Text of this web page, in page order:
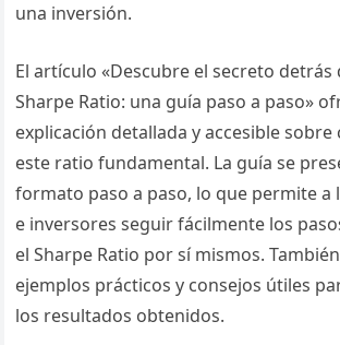
una inversión.
El artículo «Descubre el secreto detrás
Sharpe Ratio: una guía paso a paso»
explicación detallada y accesible
este ratio fundamental. La guía se
formato paso a paso, lo que permite a
e inversores seguir fácilmente los
el Sharpe Ratio por sí mismos.
ejemplos prácticos y consejos útiles
los resultados obtenidos.